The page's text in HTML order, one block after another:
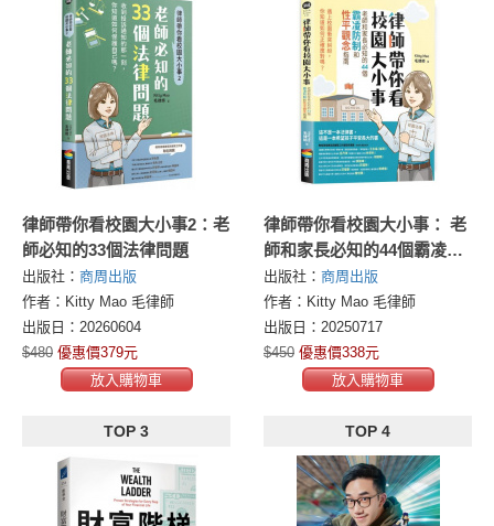
律師帶你看校園大小事2：老
師必知的33個法律問題
出版社： 商周出版
作者：Kitty Mao 毛律師
出版日：20260604
$480 優惠價379元
放入購物車
律師帶你看校園大小事： 老
師和家長必知的44個霸凌防
制和性平觀念指南
出版社： 商周出版
作者：Kitty Mao 毛律師
出版日：20250717
$450 優惠價338元
放入購物車
TOP 3 TOP 4